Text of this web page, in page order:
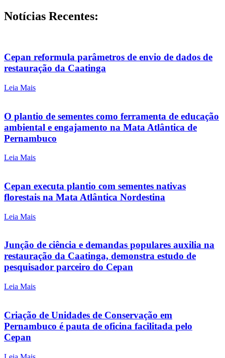
Notícias Recentes:
Cepan reformula parâmetros de envio de dados de
restauração da Caatinga
Leia Mais
O plantio de sementes como ferramenta de educação
ambiental e engajamento na Mata Atlântica de
Pernambuco
Leia Mais
Cepan executa plantio com sementes nativas
florestais na Mata Atlântica Nordestina
Leia Mais
Junção de ciência e demandas populares auxilia na
restauração da Caatinga, demonstra estudo de
pesquisador parceiro do Cepan
Leia Mais
Criação de Unidades de Conservação em
Pernambuco é pauta de oficina facilitada pelo
Cepan